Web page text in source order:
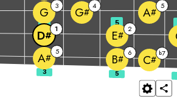
A# 5
B# 6 C#
b7
D# 1 E# 2
G 3 G# 4 A# 5
3 5